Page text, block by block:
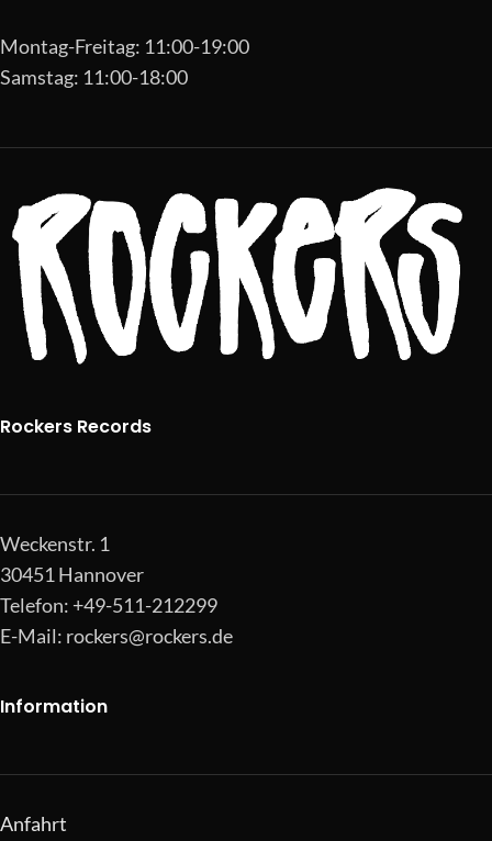
Montag-Freitag: 11:00-19:00
Samstag: 11:00-18:00
Rockers Records
Weckenstr. 1
30451 Hannover
Telefon: +49-511-212299
E-Mail: rockers@rockers.de
Information
Anfahrt